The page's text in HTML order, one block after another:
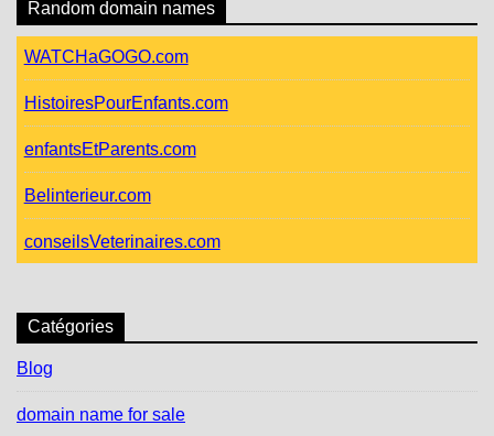
Random domain names
WATCHaGOGO.com
HistoiresPourEnfants.com
enfantsEtParents.com
Belinterieur.com
conseilsVeterinaires.com
Catégories
Blog
domain name for sale